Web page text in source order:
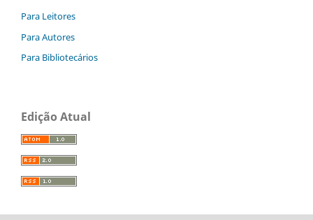
Para Leitores
Para Autores
Para Bibliotecários
Edição Atual